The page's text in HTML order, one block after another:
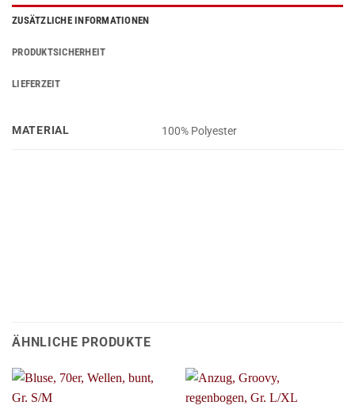
ZUSÄTZLICHE INFORMATIONEN
PRODUKTSICHERHEIT
LIEFERZEIT
MATERIAL 100% Polyester
ÄHNLICHE PRODUKTE